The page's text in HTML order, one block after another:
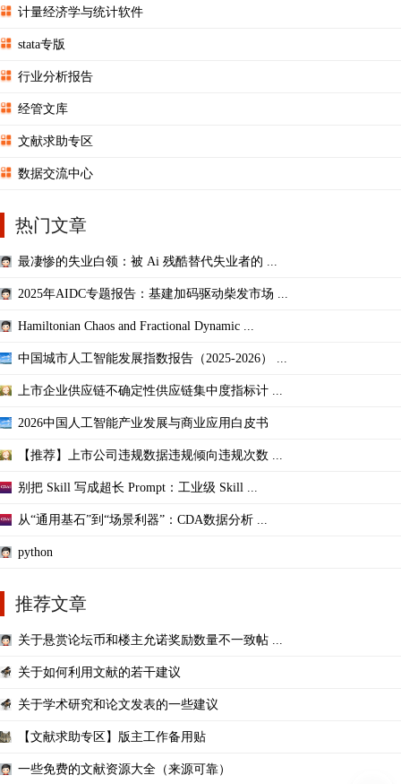
计量经济学与统计软件
stata专版
行业分析报告
经管文库
文献求助专区
数据交流中心
热门文章
最凄惨的失业白领：被 Ai 残酷替代失业者的 ...
2025年AIDC专题报告：基建加码驱动柴发市场 ...
Hamiltonian Chaos and Fractional Dynamic ...
中国城市人工智能发展指数报告（2025-2026） ...
上市企业供应链不确定性供应链集中度指标计 ...
2026中国人工智能产业发展与商业应用白皮书
【推荐】上市公司违规数据违规倾向违规次数 ...
别把 Skill 写成超长 Prompt：工业级 Skill ...
从“通用基石”到“场景利器”：CDA数据分析 ...
python
推荐文章
关于悬赏论坛币和楼主允诺奖励数量不一致帖 ...
关于如何利用文献的若干建议
关于学术研究和论文发表的一些建议
【文献求助专区】版主工作备用贴
一些免费的文献资源大全（来源可靠）